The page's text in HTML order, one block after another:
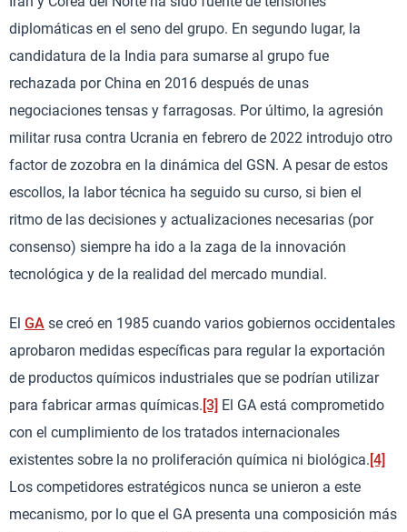
diplomáticas en el seno del grupo. En segundo lugar, la
candidatura de la India para sumarse al grupo fue
rechazada por China en 2016 después de unas
negociaciones tensas y farragosas. Por último, la agresión
militar rusa contra Ucrania en febrero de 2022 introdujo otro
factor de zozobra en la dinámica del GSN. A pesar de estos
escollos, la labor técnica ha seguido su curso, si bien el
ritmo de las decisiones y actualizaciones necesarias (por
consenso) siempre ha ido a la zaga de la innovación
tecnológica y de la realidad del mercado mundial.
El GA se creó en 1985 cuando varios gobiernos occidentales
aprobaron medidas específicas para regular la exportación
de productos químicos industriales que se podrían utilizar
para fabricar armas químicas. [3] El GA está comprometido
con el cumplimiento de los tratados internacionales
existentes sobre la no proliferación química ni biológica. [4]
Los competidores estratégicos nunca se unieron a este
mecanismo, por lo que el GA presenta una composición más